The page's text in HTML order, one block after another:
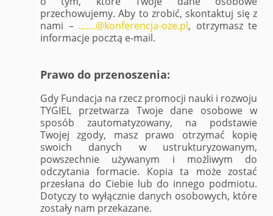
przechowujemy. Aby to zrobić, skontaktuj się z
nami – .......@konferencja-oze.pl, otrzymasz te
informacje pocztą e-mail.
Prawo do przenoszenia:
Gdy Fundacja na rzecz promocji nauki i rozwoju
TYGIEL przetwarza Twoje dane osobowe w
sposób zautomatyzowany, na podstawie
Twojej zgody, masz prawo otrzymać kopię
swoich danych w ustrukturyzowanym,
powszechnie używanym i możliwym do
odczytania formacie. Kopia ta może zostać
przesłana do Ciebie lub do innego podmiotu.
Dotyczy to wyłącznie danych osobowych, które
zostały nam przekazane.